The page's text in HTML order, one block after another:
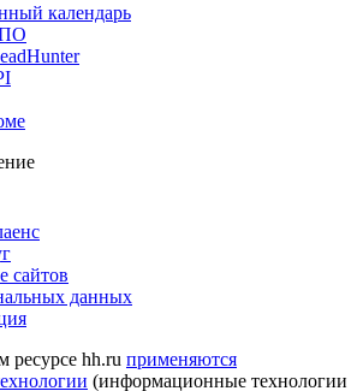
календарь
ПО
сайтов
данных
hh.ru применяются
(информационные технологии